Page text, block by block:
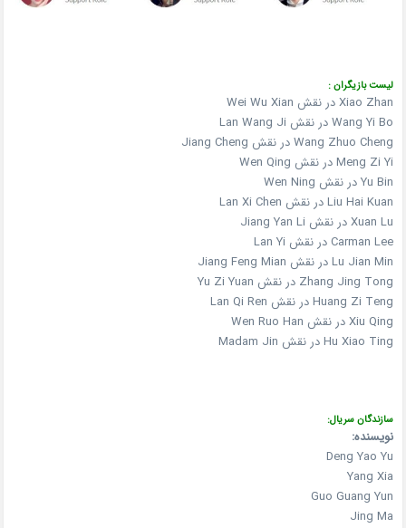
لیست بازیگران :
Xiao Zhan در نقش Wei Wu Xian
Wang Yi Bo در نقش Lan Wang Ji
Wang Zhuo Cheng در نقش Jiang Cheng
Meng Zi Yi در نقش Wen Qing
Yu Bin در نقش Wen Ning
Liu Hai Kuan در نقش Lan Xi Chen
Xuan Lu در نقش Jiang Yan Li
Carman Lee در نقش Lan Yi
Lu Jian Min در نقش Jiang Feng Mian
Zhang Jing Tong در نقش Yu Zi Yuan
Huang Zi Teng در نقش Lan Qi Ren
Xiu Qing در نقش Wen Ruo Han
Hu Xiao Ting در نقش Madam Jin
سازندگان سریال:
نویسنده:
Deng Yao Yu
Yang Xia
Guo Guang Yun
Jing Ma